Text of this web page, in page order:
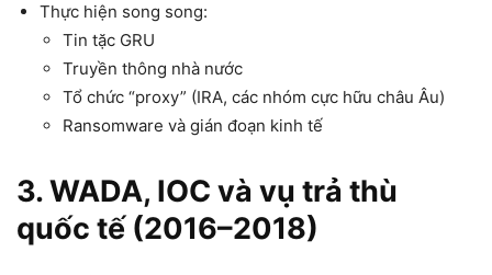
Thực hiện song song:
Tin tặc GRU
Truyền thông nhà nước
Tổ chức “proxy” (IRA, các nhóm cực hữu châu Âu)
Ransomware và gián đoạn kinh tế
3. WADA, IOC và vụ trả thù
quốc tế (2016–2018)